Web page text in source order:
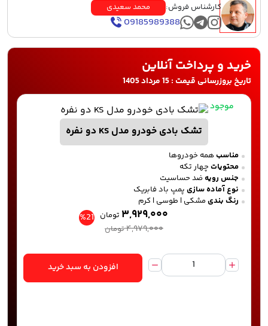
کارشناس فروش: محمد سعیدی
09185989388
خرید و پرداخت آنلاین
تاریخ بروزرسانی قیمت : 15 مرداد 1405
موجود
تشک بادی خودرو مدل KS دو نفره
مناسب همه خودروها
محتویات چهار تکه
جنس رویه ضد حساسیت
نوع آماده سازی پمپ باد فابریک
رنگ بندی مشکی | طوسی | کرم
۳,۹۲۹,۰۰۰ تومان
۴,۹۷۹,۰۰۰تومان
%21
افزودن به سبد خرید